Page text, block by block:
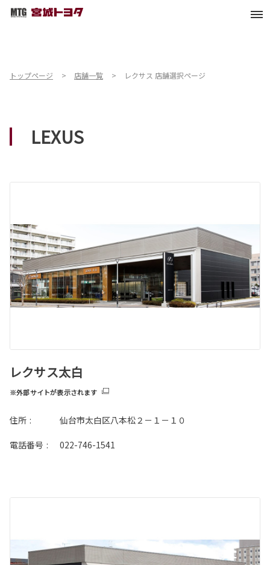
トップページ 店舗一覧 レクサス 店舗選択ページ
LEXUS
レクサス太白
※外部サイトが表示されます
住所 : 仙台市太白区八本松２－１－１０
電話番号 : 022-746-1541